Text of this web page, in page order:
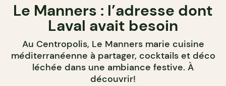
Le Manners : l’adresse dont
Laval avait besoin
Au Centropolis, Le Manners marie cuisine
méditerranéenne à partager, cocktails et déco
léchée dans une ambiance festive. À
découvrir!